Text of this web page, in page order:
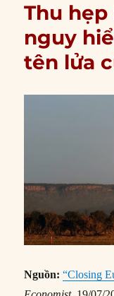
Thu
nguy
tên lửa
Nguồn:“Closing